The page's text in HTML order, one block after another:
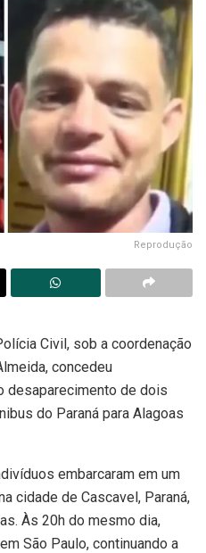
Reprodução
Civil, sob a coordenação
concedeu
desaparecimento de dois
do Paraná para Alagoas
embarcaram em um
cidade de Cascavel, Paraná,
Às 20h do mesmo dia,
São Paulo, continuando a